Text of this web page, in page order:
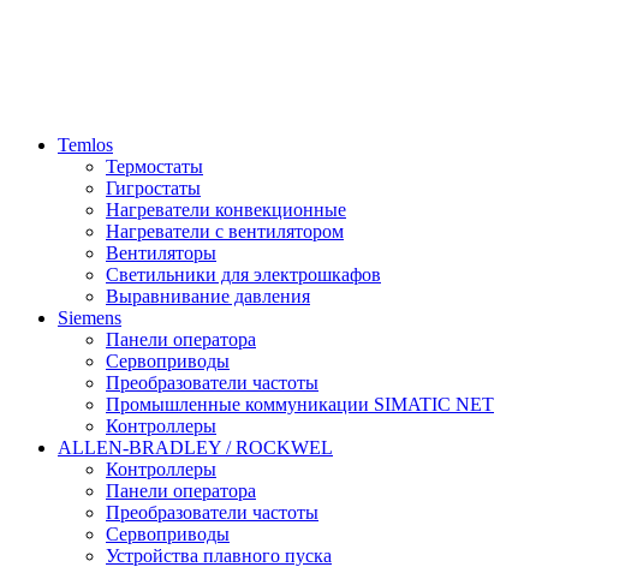
Temlos
Термостаты
Гигростаты
Нагреватели конвекционные
Нагреватели с вентилятором
Вентиляторы
Светильники для электрошкафов
Выравнивание давления
Siemens
Панели оператора
Сервоприводы
Преобразователи частоты
Промышленные коммуникации SIMATIC NET
Контроллеры
ALLEN-BRADLEY / ROCKWEL
Контроллеры
Панели оператора
Преобразователи частоты
Сервоприводы
Устройства плавного пуска